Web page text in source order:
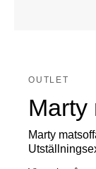
OUTLET
Marty
Marty